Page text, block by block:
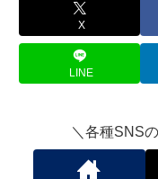
X
LINE
＼各種SNS